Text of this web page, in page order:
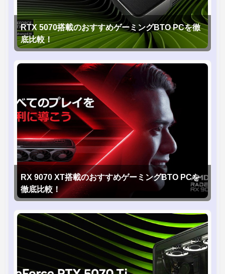
RTX 5070搭載のおすすめゲーミングBTO PCを徹
底比較！
RX 9070 XT搭載のおすすめゲーミングBTO PCを
徹底比較！